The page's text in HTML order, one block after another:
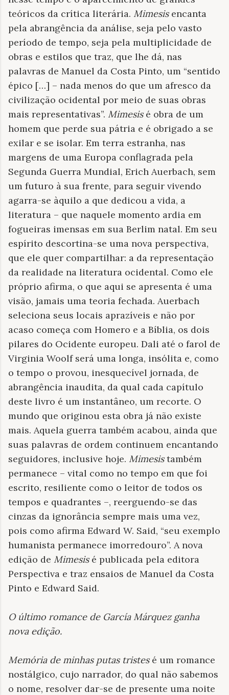
teóricos da crítica literária. Mimesisencanta
pela abrangência da análise, seja pelo vasto
período de tempo, seja pela multiplicidade de
obras e estilos que traz, que lhe dá, nas
palavras de Manuel da Costa Pinto, um “sentido
épico […] – nada menos do que um afresco da
civilização ocidental por meio de suas obras
mais representativas”. Mimesisé obra de um
homem que perde sua pátria e é obrigado a se
exilar e se isolar. Em terra estranha, nas
margens de uma Europa conflagrada pela
Segunda Guerra Mundial, Erich Auerbach, sem
um futuro à sua frente, para seguir vivendo
agarra-se àquilo a que dedicou a vida, a
literatura – que naquele momento ardia em
fogueiras imensas em sua Berlim natal. Em seu
espírito descortina-se uma nova perspectiva,
que ele quer compartilhar: a da representação
da realidade na literatura ocidental. Como ele
próprio afirma, o que aqui se apresenta é uma
visão, jamais uma teoria fechada. Auerbach
seleciona seus locais aprazíveis e não por
acaso começa com Homero e a Bíblia, os dois
pilares do Ocidente europeu. Dali até o farol de
Virginia Woolf será uma longa, insólita e, como
o tempo o provou, inesquecível jornada, de
abrangência inaudita, da qual cada capítulo
deste livro é um instantâneo, um recorte. O
mundo que originou esta obra já não existe
mais. Aquela guerra também acabou, ainda que
suas palavras de ordem continuem encantando
seguidores, inclusive hoje. Mimesistambém
permanece – vital como no tempo em que foi
escrito, resiliente como o leitor de todos os
tempos e quadrantes –, reerguendo-se das
cinzas da ignorância sempre mais uma vez,
pois como afirma Edward W. Said, “seu exemplo
humanista permanece imorredouro”. A nova
edição de Mimesisé publicada pela editora
Perspectiva e traz ensaios de Manuel da Costa
Pinto e Edward Said.
O último romance de García Márquez ganha
nova edição.
Memória de minhas putas tristesé um romance
nostálgico, cujo narrador, do qual não sabemos
o nome, resolver dar-se de presente uma noite